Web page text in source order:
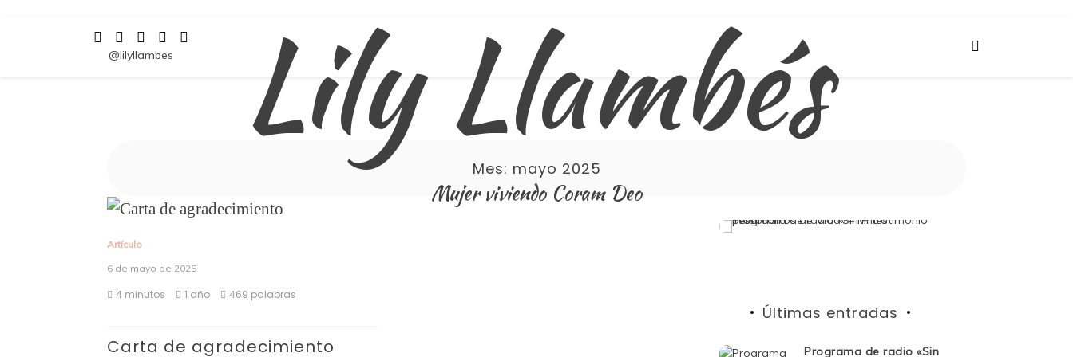
Lily Llambés
Mujer viviendo Coram Deo
@lilyllambes
Mes: mayo 2025
Artículo
6 de mayo de 2025
4 minutos 1 año 469 palabras
Carta de agradecimiento
Últimas entradas
Programa de radio «Sin